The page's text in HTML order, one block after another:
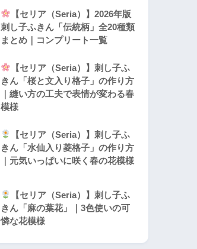
【セリア（Seria）】2026年版
刺し子ふきん「伝統柄」全20種類
まとめ｜コンプリート一覧
【セリア（Seria）】刺し子ふ
きん「桜と文入り格子」の作り方
｜縫い方の工夫で表情が変わる春
模様
【セリア（Seria）】刺し子ふ
きん「水仙入り菱格子」の作り方
｜元気いっぱいに咲く春の花模様
【セリア（Seria）】刺し子ふ
きん「麻の葉花」｜3色使いの可
憐な花模様